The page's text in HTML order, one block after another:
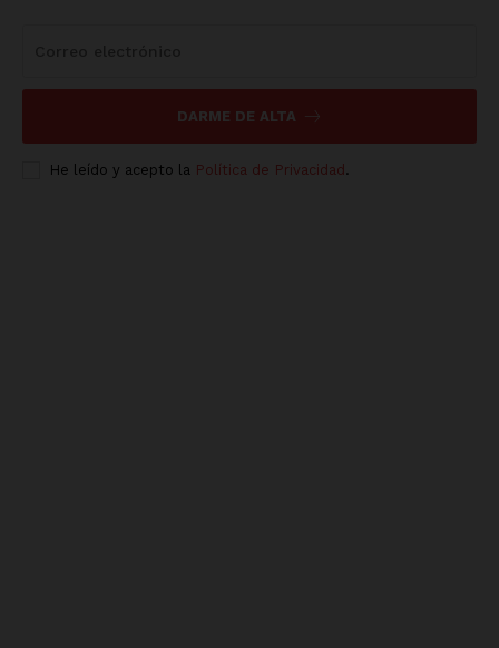
DARME DE ALTA
He leído y acepto la Política de Privacidad .